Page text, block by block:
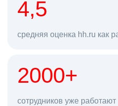
4,5
средняя оценка hh.ru как
2000+
сотрудников уже работают
68